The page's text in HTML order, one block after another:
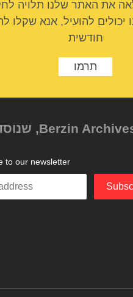
את האתר שלנו תלויה
יכולים להועיל, אנא
חודשית
תרמו
to our newsletter